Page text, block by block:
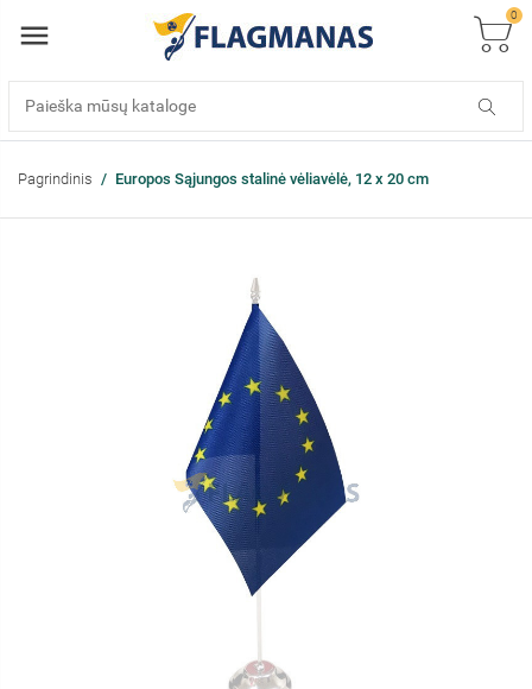
0
Pagrindinis Europos Sąjungos stalinė vėliavėlė, 12 x 20 cm